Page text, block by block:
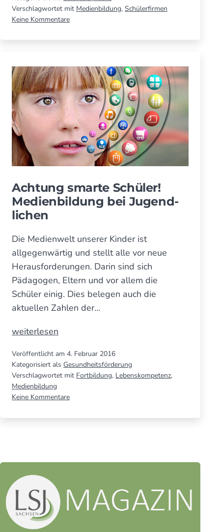
der
Verwal­
sel
zum
Ver­
ständnis
Verschlagwortet mit Medienbildung, Schülerfirmen
Keine Kommentarezu
Sprache
Verwal­
tung
–
Schlüs­
sel
zum
Ver­
ständnis
Achtung smarte Schüler!
Medien­bil­dung bei Jugend­
lichen
Die Medienwelt unserer Kinder ist
allgegenwärtig und stellt alle vor neue
Herausforderungen. Darin sind sich
Pädagogen, Eltern und vor allem die
Schüler einig. Dies belegen auch die
aktuellen Zahlen der…
Achtung
Schüler!
Medien­
bil­
dung
weiterlesen
Veröffentlicht am 4. Februar 2016
Kategorisiert als Gesundheitsförderung
Verschlagwortet mit Fortbildung, Lebenskompetenz,
Medienbildung
Keine Kommentarezu
smarte
dung
lichen